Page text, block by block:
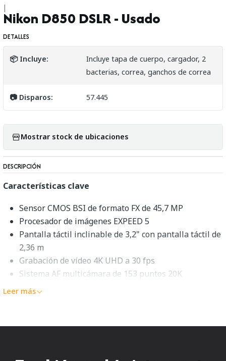
|
Nikon D850 DSLR - Usado
DETALLES
📦 Incluye:
Incluye tapa de cuerpo, cargador, 2
bacterias, correa, ganchos de correa
📷 Disparos: 57.445
Mostrar stock de ubicaciones
DESCRIPCIÓN
Características clave
Sensor CMOS BSI de formato FX de 45,7 MP
Procesador de imágenes EXPEED 5
Pantalla táctil inclinable de 3,2" con pantalla táctil de
2,36 m
Grabación de vídeo 4K UHD a 30 fps
Sistema AF multicámara de 153 puntos 20K
ISO nativo: 64-25600, extendido: 32-102400
Sensor RGB de 180 k píxeles, modo de cambio de
Leer más